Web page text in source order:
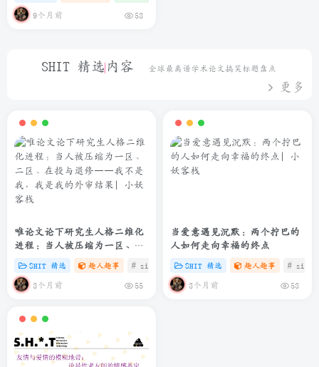
9个月前 53
SHIT 精选内容 全球最离谱学术论文搞笑标题盘点
更多
唯论文论下研究生人格二维化
进程：当人被压缩为一区、二
区、在投与退修——我不是
我，我是我的外审结果
SHIT 精选 趣人趣事 # zibll # C # SHIT
3个月前 55
当爱意遇见沉默：两个拧巴的
人如何走向幸福的终点
SHIT 精选 趣人趣事 # zibll
3个月前 53